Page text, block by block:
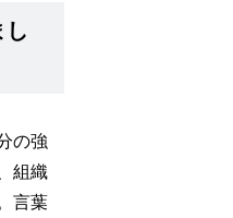
し
の強
組織
言葉